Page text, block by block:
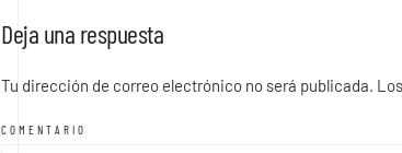
Deja una respuesta
Tu dirección de correo electrónico no será publicada.
COMENTARIO